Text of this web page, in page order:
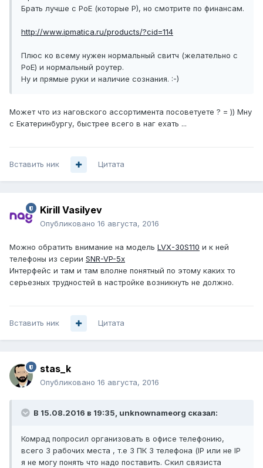
Брать лучше с PoE (которые P), но смотрите по финансам.
http://www.ipmatica.ru/products/?cid=114
Плюс ко всему нужен нормальный свитч (желательно с
PoE) и нормальный роутер.
Ну и прямые руки и наличие сознания. :-)
Может что из наговского ассортимента посоветуете ? = )) Мну
с Екатеринбургу, быстрее всего в наг ехать ...
Вставить ник Цитата
Kirill Vasilyev
Опубликовано 16 августа, 2016
Можно обратить внимание на модель LVX-30S110 и к ней
телефоны из серии SNR-VP-5x
Интерфейс и там и там вполне понятный по этому каких то
серьезных трудностей в настройке возникнуть не должно.
Вставить ник Цитата
stas_k
Опубликовано 16 августа, 2016
В 15.08.2016 в 19:35, unknownameorg сказал:
Комрад попросил организовать в офисе телефонию,
всего 3 рабочих места , т.е 3 ПК 3 телефона (IP или не IP
я не могу понять что надо поставить. Скил связиста